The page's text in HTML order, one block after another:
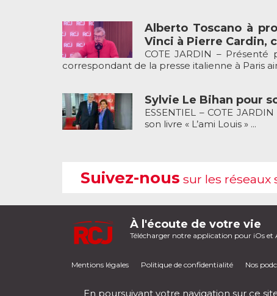
Alberto Toscano à
Vinci à Pierre Cardin,
COTE JARDIN –
correspondant de la presse italienne à Paris
Sylvie Le Bihan pour
ESSENTIEL – COTE
son livre « L’ami Louis » ...
Suivez-nous sur les réseaux
À l'écoute de votre vie
Télécharger notre application pour iOs et
Mentions légales Politique de confidentialité Nos
En poursuivant votre navigation sur ce